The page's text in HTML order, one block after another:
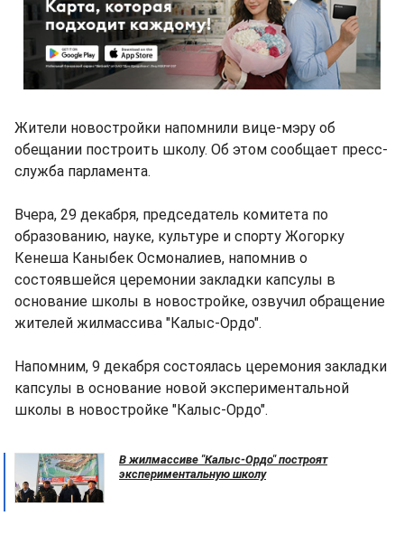
Жители новостройки напомнили вице-мэру об
обещании построить школу. Об этом сообщает пресс-
служба парламента.
Вчера, 29 декабря, председатель комитета по
образованию, науке, культуре и спорту Жогорку
Кенеша Каныбек Осмоналиев, напомнив о
состоявшейся церемонии закладки капсулы в
основание школы в новостройке, озвучил обращение
жителей жилмассива "Калыс-Ордо".
Напомним, 9 декабря состоялась церемония закладки
капсулы в основание новой экспериментальной
школы в новостройке "Калыс-Ордо".
В жилмассиве "Калыс-Ордо" построят
экспериментальную школу